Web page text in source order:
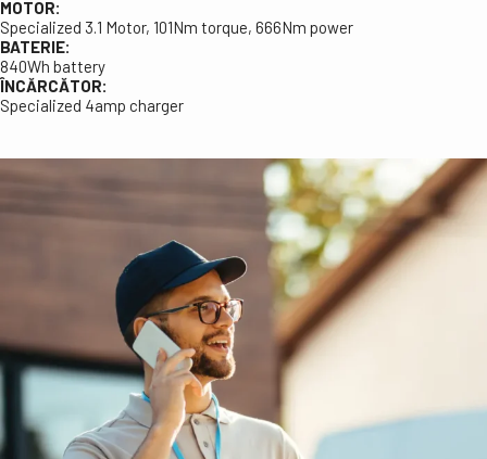
MOTOR:
Specialized 3.1 Motor, 101Nm torque, 666Nm power
BATERIE:
840Wh battery
ÎNCĂRCĂTOR:
Specialized 4amp charger